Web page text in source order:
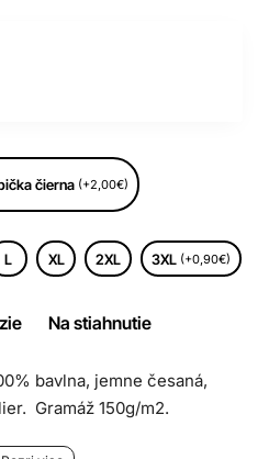
čierna (+2,00€)
L XL 2XL 3XL (+0,90€)
Na stiahnutie
bavlna, jemne česaná,
Gramáž 150g/m2.